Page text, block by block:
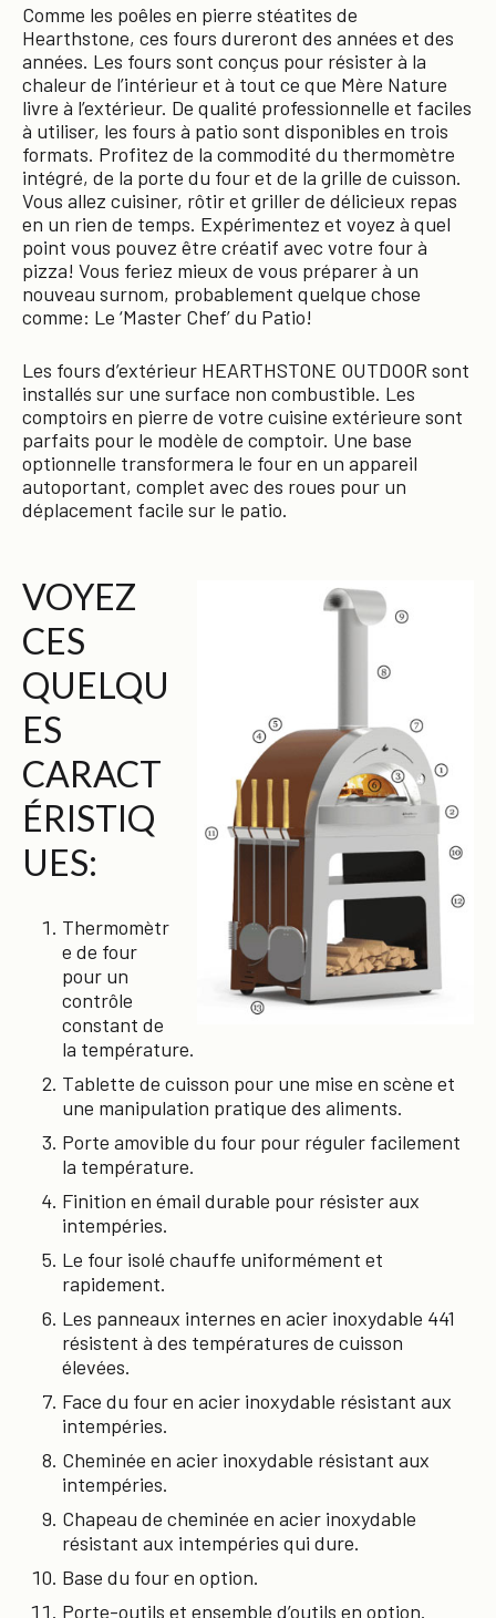
Comme les poêles en pierre stéatites de
Hearthstone, ces fours dureront des années et des
années. Les fours sont conçus pour résister à la
chaleur de l’intérieur et à tout ce que Mère Nature
livre à l’extérieur. De qualité professionnelle et faciles
à utiliser, les fours à patio sont disponibles en trois
formats. Profitez de la commodité du thermomètre
intégré, de la porte du four et de la grille de cuisson.
Vous allez cuisiner, rôtir et griller de délicieux repas
en un rien de temps. Expérimentez et voyez à quel
point vous pouvez être créatif avec votre four à
pizza! Vous feriez mieux de vous préparer à un
nouveau surnom, probablement quelque chose
comme: Le ‘Master Chef’ du Patio!
Les fours d’extérieur HEARTHSTONE OUTDOOR sont
installés sur une surface non combustible. Les
comptoirs en pierre de votre cuisine extérieure sont
parfaits pour le modèle de comptoir. Une base
optionnelle transformera le four en un appareil
autoportant, complet avec des roues pour un
déplacement facile sur le patio.
VOYEZ
CES
QUELQU
ES
CARACT
ÉRISTIQ
UES:
Thermomètr
e de four
pour un
contrôle
constant de
la température.
Tablette de cuisson pour une mise en scène et
une manipulation pratique des aliments.
Porte amovible du four pour réguler facilement
la température.
Finition en émail durable pour résister aux
intempéries.
Le four isolé chauffe uniformément et
rapidement.
Les panneaux internes en acier inoxydable 441
résistent à des températures de cuisson
élevées.
Face du four en acier inoxydable résistant aux
intempéries.
Cheminée en acier inoxydable résistant aux
intempéries.
Chapeau de cheminée en acier inoxydable
résistant aux intempéries qui dure.
Base du four en option.
Porte-outils et ensemble d’outils en option.